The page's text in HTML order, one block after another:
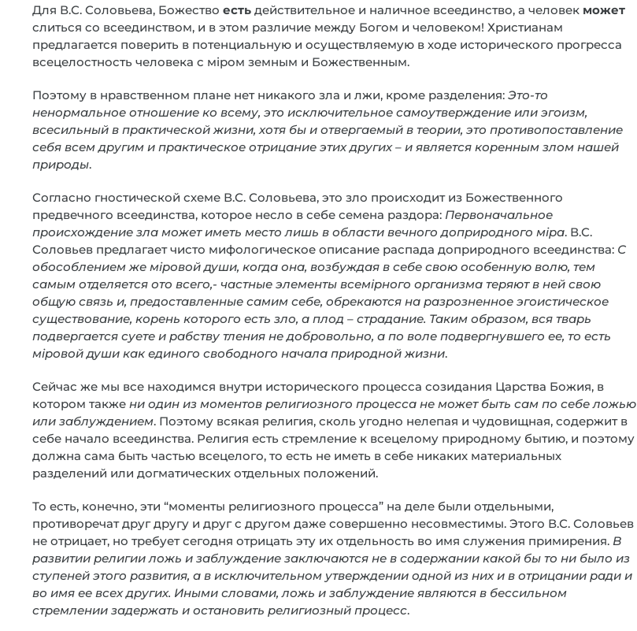
Для В.С. Соловьева, Божество есть действительное и наличное всеединство, а человек может
слиться со всеединством, и в этом различие между Богом и человеком! Христианам
предлагается поверить в потенциальную и осуществляемую в ходе исторического прогресса
всецелостность человека с мiром земным и Божественным.
Поэтому в нравственном плане нет никакого зла и лжи, кроме разделения: Это-то
ненормальное отношение ко всему, это исключительное самоутверждение или эгоизм,
всесильный в практической жизни, хотя бы и отвергаемый в теории, это противопоставление
себя всем другим и практическое отрицание этих других – и является коренным злом нашей
природы.
Согласно гностической схеме В.С. Соловьева, это зло происходит из Божественного
предвечного всеединства, которое несло в себе семена раздора: Первоначальное
происхождение зла может иметь место лишь в области вечного доприродного мiра. В.С.
Соловьев предлагает чисто мифологическое описание распада доприродного всеединства: С
обособлением же мiровой души, когда она, возбуждая в себе свою особенную волю, тем
самым отделяется ото всего,- частные элементы всемiрного организма теряют в ней свою
общую связь и, предоставленные самим себе, обрекаются на разрозненное эгоистическое
существование, корень которого есть зло, а плод – страдание. Таким образом, вся тварь
подвергается суете и рабству тления не добровольно, а по воле подвергнувшего ее, то есть
мiровой души как единого свободного начала природной жизни.
Сейчас же мы все находимся внутри исторического процесса созидания Царства Божия, в
котором также ни один из моментов религиозного процесса не может быть сам по себе ложью
или заблуждением. Поэтому всякая религия, сколь угодно нелепая и чудовищная, содержит в
себе начало всеединства. Религия есть стремление к всецелому природному бытию, и поэтому
должна сама быть частью всецелого, то есть не иметь в себе никаких материальных
разделений или догматических отдельных положений.
То есть, конечно, эти “моменты религиозного процесса” на деле были отдельными,
противоречат друг другу и друг с другом даже совершенно несовместимы. Этого В.С. Соловьев
не отрицает, но требует сегодня отрицать эту их отдельность во имя служения примирения. В
развитии религии ложь и заблуждение заключаются не в содержании какой бы то ни было из
ступеней этого развития, а в исключительном утверждении одной из них и в отрицании ради и
во имя ее всех других. Иными словами, ложь и заблуждение являются в бессильном
стремлении задержать и остановить религиозный процесс.